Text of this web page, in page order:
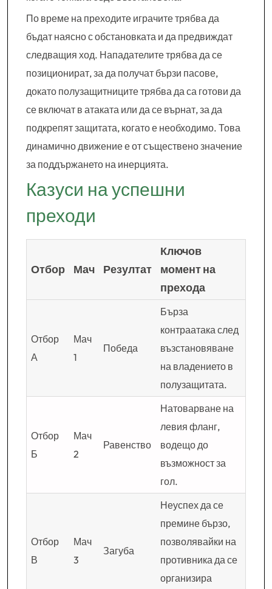
По време на преходите играчите трябва да
бъдат наясно с обстановката и да предвиждат
следващия ход. Нападателите трябва да се
позиционират, за да получат бързи пасове,
докато полузащитниците трябва да са готови да
се включат в атаката или да се върнат, за да
подкрепят защитата, когато е необходимо. Това
динамично движение е от съществено значение
за поддържането на инерцията.
Казуси на успешни
преходи
Отбор Мач Резултат
Ключов
момент на
прехода
Отбор
А
Мач
1
Победа
Бърза
контраатака след
възстановяване
на владението в
полузащитата.
Отбор
Б
Мач
2
Равенство
Натоварване на
левия фланг,
водещо до
възможност за
гол.
Отбор
В
Мач
3
Загуба
Неуспех да се
премине бързо,
позволявайки на
противника да се
организира